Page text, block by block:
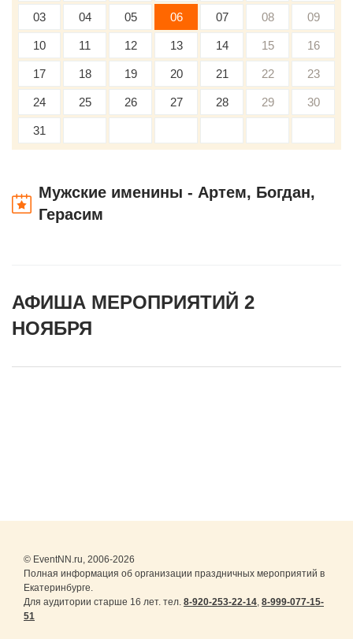
03 04 05 06 07 08 09
10 11 12 13 14 15 16
17 18 19 20 21 22 23
24 25 26 27 28 29 30
31
Мужские именины - Артем, Богдан,
Герасим
АФИША МЕРОПРИЯТИЙ 2
НОЯБРЯ
© EventNN.ru, 2006-2026
Полная информация об организации праздничных мероприятий в
Екатеринбурге.
Для аудитории старше 16 лет. тел. 8-920-253-22-14, 8-999-077-15-
51